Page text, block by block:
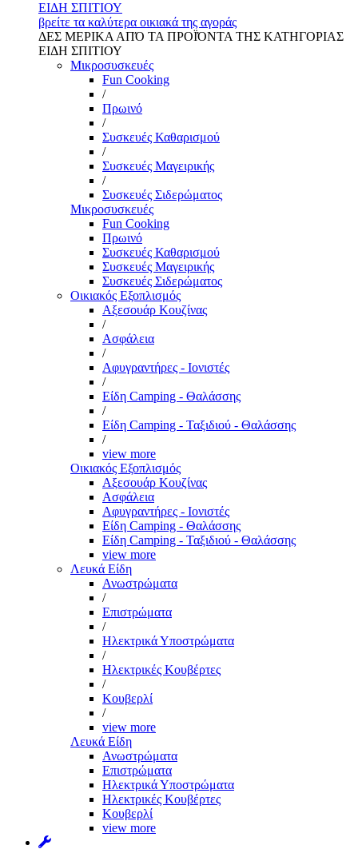
ΕΙΔΗ ΣΠΙΤΙΟΥ
βρείτε τα καλύτερα οικιακά της αγοράς
ΔΕΣ ΜΕΡΙΚΑ ΑΠΌ ΤΑ ΠΡΟΪΌΝΤΑ ΤΗΣ ΚΑΤΗΓΟΡΙΑΣ
ΕΙΔΗ ΣΠΙΤΙΟΥ
Μικροσυσκευές
Fun Cooking
/
Πρωινό
/
Συσκευές Καθαρισμού
/
Συσκευές Μαγειρικής
/
Συσκευές Σιδερώματος
Μικροσυσκευές
Fun Cooking
Πρωινό
Συσκευές Καθαρισμού
Συσκευές Μαγειρικής
Συσκευές Σιδερώματος
Οικιακός Εξοπλισμός
Αξεσουάρ Κουζίνας
/
Ασφάλεια
/
Αφυγραντήρες - Ιονιστές
/
Είδη Camping - Θαλάσσης
/
Είδη Camping - Ταξιδιού - Θαλάσσης
/
view more
Οικιακός Εξοπλισμός
Αξεσουάρ Κουζίνας
Ασφάλεια
Αφυγραντήρες - Ιονιστές
Είδη Camping - Θαλάσσης
Είδη Camping - Ταξιδιού - Θαλάσσης
view more
Λευκά Είδη
Ανωστρώματα
/
Επιστρώματα
/
Ηλεκτρικά Υποστρώματα
/
Ηλεκτρικές Κουβέρτες
/
Κουβερλί
/
view more
Λευκά Είδη
Ανωστρώματα
Επιστρώματα
Ηλεκτρικά Υποστρώματα
Ηλεκτρικές Κουβέρτες
Κουβερλί
view more